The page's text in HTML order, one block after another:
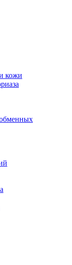
кожи